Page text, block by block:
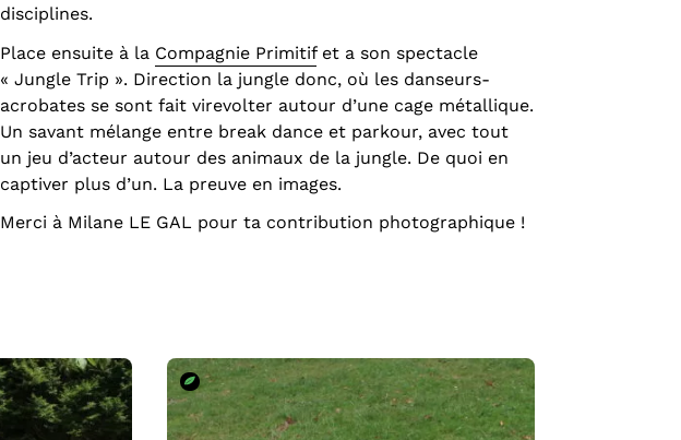
disciplines.
Place ensuite à la Compagnie Primitifet a son spectacle
« Jungle Trip ». Direction la jungle donc, où les danseurs-
acrobates se sont fait virevolter autour d’une cage métallique.
Un savant mélange entre break dance et parkour, avec tout
un jeu d’acteur autour des animaux de la jungle. De quoi en
captiver plus d’un. La preuve en images.
Merci à Milane LE GAL pour ta contribution photographique !